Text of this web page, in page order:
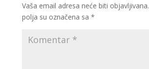
Vaša email adresa neće biti objavljivana.
polja su označena sa *